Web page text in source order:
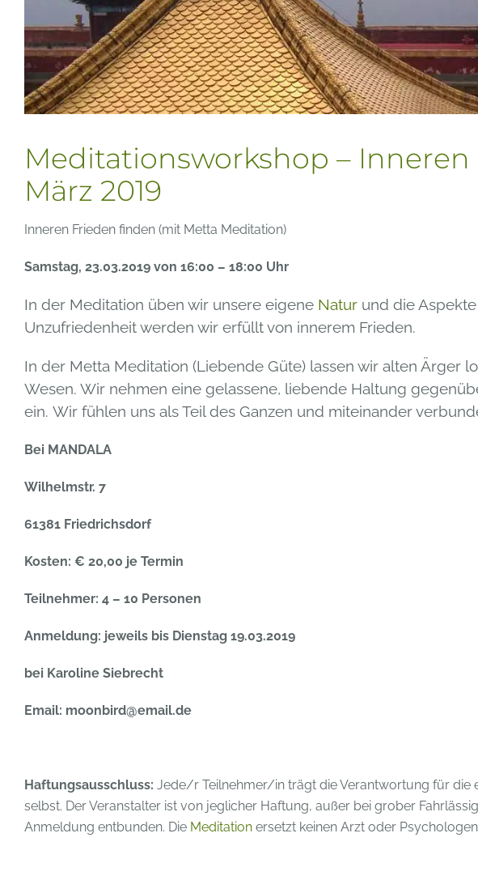
Meditationsworkshop –
März 2019
Inneren Frieden finden (mit Metta Meditation)
Samstag, 23.03.2019 von 16:00 – 18:00 Uhr
In der Meditation üben wir unsere eigene Natur und die
Unzufriedenheit werden wir erfüllt von innerem Frieden.
In der Metta Meditation (Liebende Güte) lassen wir alten Ärger
Wesen. Wir nehmen eine gelassene, liebende Haltung
ein. Wir fühlen uns als Teil des Ganzen und miteinander
Bei MANDALA
Wilhelmstr. 7
61381 Friedrichsdorf
Kosten: € 20,00 je Termin
Teilnehmer: 4 – 10 Personen
Anmeldung: jeweils bis Dienstag 19.03.2019
bei Karoline Siebrecht
Email: moonbird@email.de
Haftungsausschluss: Jede/r Teilnehmer/in trägt die Verantwortung für die
selbst. Der Veranstalter ist von jeglicher Haftung, außer bei grober
Anmeldung entbunden. Die Meditation ersetzt keinen Arzt oder